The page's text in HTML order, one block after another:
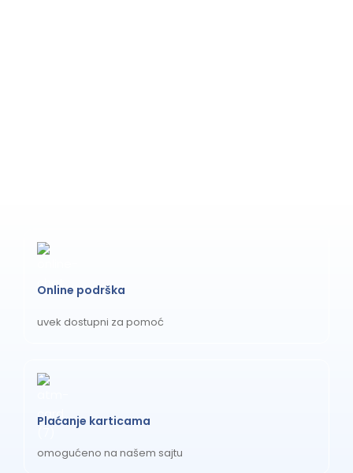
Online podrška
uvek dostupni za pomoć
Plaćanje karticama
omogućeno na našem sajtu